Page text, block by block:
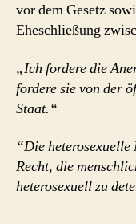
vor dem Gesetz
Eheschließung
„Ich fordere die
fordere sie von der
Staat.“
“Die
Recht, die
heterosexuell zu